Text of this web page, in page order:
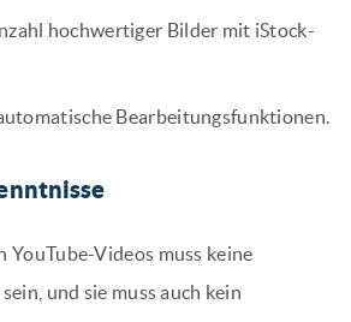
hochwertiger Bilder mit iStock-
Bearbeitungsfunktionen.
YouTube-Videos muss keine
und sie muss auch kein